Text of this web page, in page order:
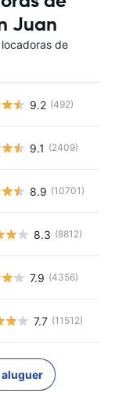
Juan
de
9.2 (492)
9.1 (2409)
8.9 (10701)
8.3 (8812)
7.9 (4356)
7.7 (11512)